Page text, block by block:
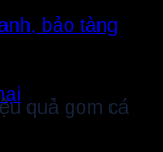
bảo tàng
quả gom cá